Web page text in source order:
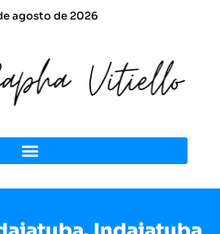
agosto de 2026